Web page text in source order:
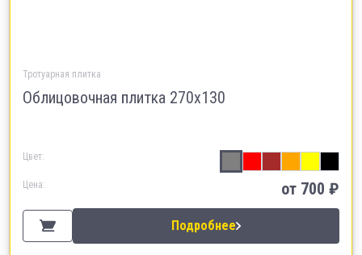
Тротуарная плитка
Облицовочная плитка 270х130
Цвет:
Цена: от 700 ₽
Подробнее